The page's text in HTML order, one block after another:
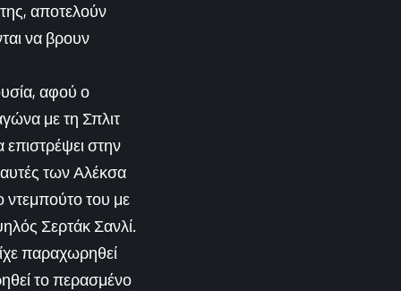
αποτελούν
να βρουν
αφού ο
με τη Σπλιτ
στην
των Αλέκσα
ντεμπούτο του με
Σερτάκ Σανλί.
παραχωρηθεί
το περασμένο